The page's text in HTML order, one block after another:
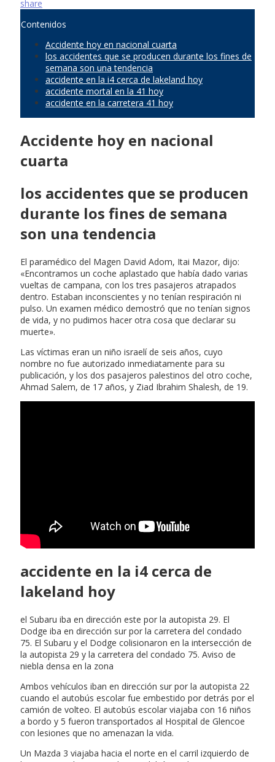
share
Contenidos
Accidente hoy en nacional cuarta
los accidentes que se producen durante los fines de
semana son una tendencia
accidente en la i4 cerca de lakeland hoy
accidente mortal en la 41 hoy
accidente en la carretera 41 hoy
Accidente hoy en nacional
cuarta
los accidentes que se producen
durante los fines de semana
son una tendencia
El paramédico del Magen David Adom, Itai Mazor, dijo:
«Encontramos un coche aplastado que había dado varias
vueltas de campana, con los tres pasajeros atrapados
dentro. Estaban inconscientes y no tenían respiración ni
pulso. Un examen médico demostró que no tenían signos
de vida, y no pudimos hacer otra cosa que declarar su
muerte».
Las víctimas eran un niño israelí de seis años, cuyo
nombre no fue autorizado inmediatamente para su
publicación, y los dos pasajeros palestinos del otro coche,
Ahmad Salem, de 17 años, y Ziad Ibrahim Shalesh, de 19.
accidente en la i4 cerca de
lakeland hoy
el Subaru iba en dirección este por la autopista 29. El
Dodge iba en dirección sur por la carretera del condado
75. El Subaru y el Dodge colisionaron en la intersección de
la autopista 29 y la carretera del condado 75. Aviso de
niebla densa en la zona
Ambos vehículos iban en dirección sur por la autopista 22
cuando el autobús escolar fue embestido por detrás por el
camión de volteo. El autobús escolar viajaba con 16 niños
a bordo y 5 fueron transportados al Hospital de Glencoe
con lesiones que no amenazan la vida.
Un Mazda 3 viajaba hacia el norte en el carril izquierdo de